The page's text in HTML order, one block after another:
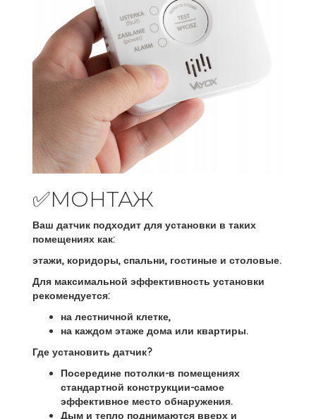
✅МОНТАЖ
Ваш датчик подходит для установки в таких
помещениях как:
этажи, коридоры, спальни, гостиные и столовые.
Для максимальной эффективность установки
рекомендуется:
на лестничной клетке,
на каждом этаже дома или квартиры.
Где установить датчик?
Посередине потолки-в помещениях
стандартной конструкции-самое
эффективное место обнаружения.
Дым и тепло поднимаются вверх и